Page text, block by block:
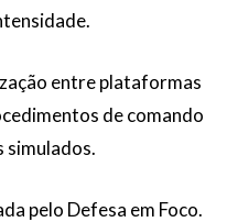
entre plataformas
de comando
simulados.
pelo Defesa em Foco.